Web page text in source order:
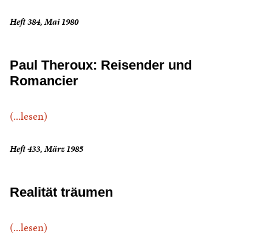
Heft 384, Mai 1980
Paul Theroux: Reisender und
Romancier
(...lesen)
Heft 433, März 1985
Realität träumen
(...lesen)